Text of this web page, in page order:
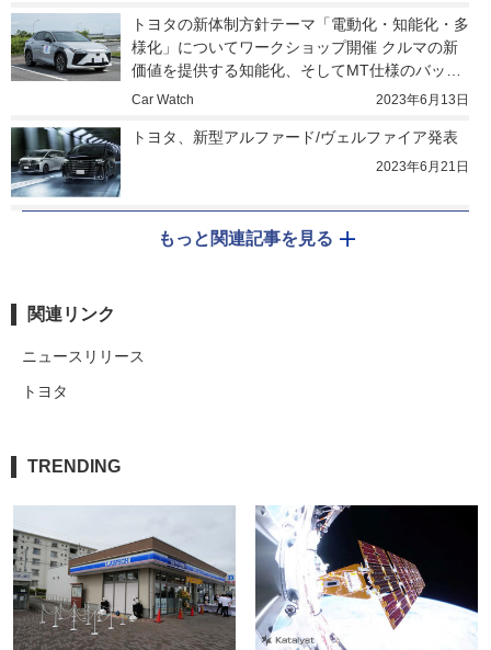
トヨタの新体制方針テーマ「電動化・知能化・多
様化」についてワークショップ開催 クルマの新
価値を提供する知能化、そしてMT仕様のバッテ
リEVも登場？
Car Watch 2023年6月13日
トヨタ、新型アルファード/ヴェルファイア発表
2023年6月21日
もっと関連記事を見る
関連リンク
ニュースリリース
トヨタ
TRENDING